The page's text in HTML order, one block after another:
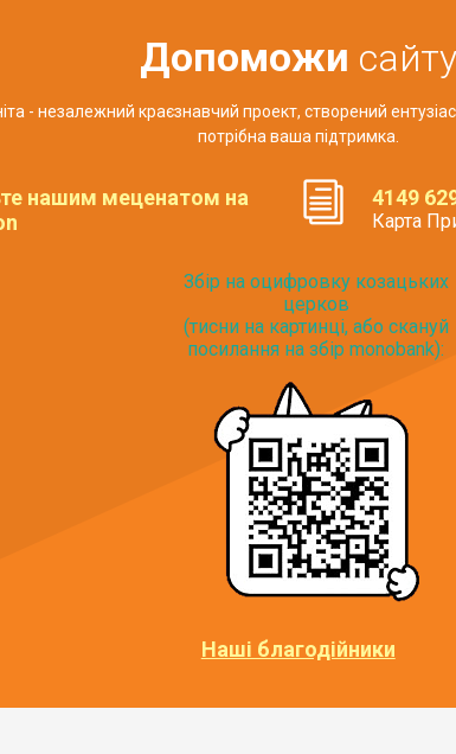
Допоможи сайту
- незалежний краєзнавчий проект, створений
потрібна ваша підтримка.
нашим меценатом на
4149
Карта
Збір на оцифровку козацьких
церков
(тисни на картинці, або скануй
посилання на збір monobank):
Наші благодійники